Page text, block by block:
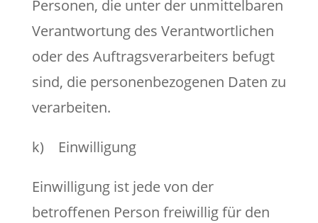
Personen, die unter der unmittelbaren
Verantwortung des Verantwortlichen
oder des Auftragsverarbeiters befugt
sind, die personenbezogenen Daten zu
verarbeiten.
k) Einwilligung
Einwilligung ist jede von der
betroffenen Person freiwillig für den